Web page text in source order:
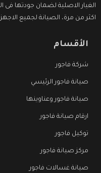
الغيار الاصلية لضمان جودتها
اكثر من مرة، الصيانة لجميع
الأقسام
شركة فاجور
صيانة فاجور الرئيسي
صيانة فاجور وعناوينها
ارقام صيانة فاجور
توكيل فاجور
مركز صيانة فاجور
صيانة غسالات فاجور